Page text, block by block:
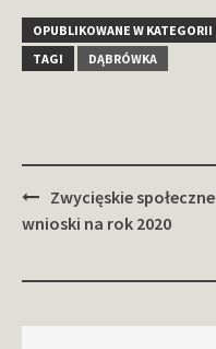
OPUBLIKOWANE W KATEGORII
TAGI
DĄBRÓWKA
Zobacz
wpisy
Zwycięskie społeczne
wnioski na rok 2020